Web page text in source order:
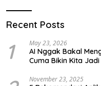
5 Buku Bacaan Untuk Anak
Recent Posts
1 May 23, 2026
AI Nggak Bakal
Cuma Bikin Kita
November 23, 2025